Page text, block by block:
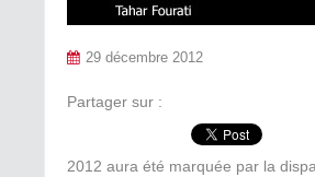
29 décembre 2012
Partager sur :
2012 aura été marquée par la